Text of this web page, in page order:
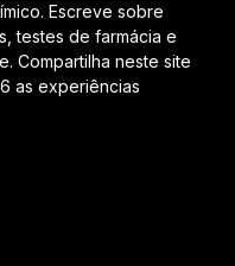
Escreve sobre
testes de farmácia e
Compartilha neste site
as experiências